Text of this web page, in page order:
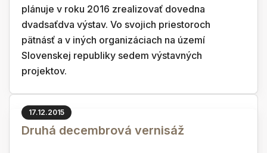
plánuje v roku 2016 zrealizovať dovedna
dvadsaťdva výstav. Vo svojich priestoroch
pätnásť a v iných organizáciach na území
Slovenskej republiky sedem výstavných
projektov.
17.12.2015
Druhá decembrová vernisáž